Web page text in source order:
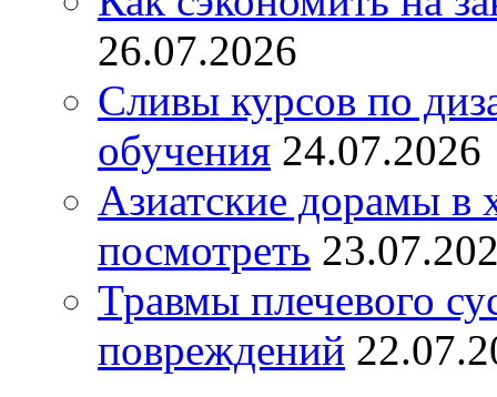
26.07.2026
Сливы курсов по
обучения 24.07.2026
Азиатские дорамы в
посмотреть
Травмы плечевого
повреждений